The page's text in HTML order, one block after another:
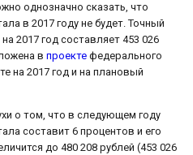
однозначно сказать, что
в 2017 году не будет. Точный
2017 год составляет 453 026
в проекте федерального
на 2017 год и на плановый
о том, что в следующем году
составит 6 процентов и его
до 480 208 рублей (453 026